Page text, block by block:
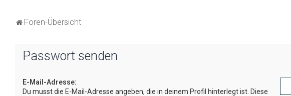
Foren-Übersicht
Passwort senden
E-Mail-Adresse:
Du musst die E-Mail-Adresse angeben, die in deinem Profil hinterlegt ist. Diese